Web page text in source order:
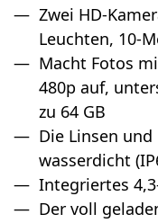
Zwei HD-
Leuchten, 10-
Macht Fotos
480p auf,
zu 64 GB
Die Linsen
wasserdicht
Integriertes
Der voll